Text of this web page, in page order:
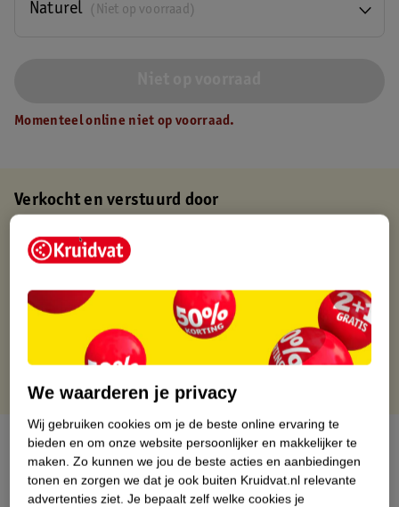
(Niet op voorraad)
Naturel
Momenteel online niet op voorraad.
Verkocht en verstuurd door
Binnen 1 werkdag verstuurd
Gratis retourneren via verkooppartner.
Gratis punten met je Kruidvat kaart
Over dit product
Productinformatie
We waarderen je privacy
Wij gebruiken cookies om je de beste online ervaring te
bieden en om onze website persoonlijker en makkelijker te
maken. Zo kunnen we jou de beste acties en aanbiedingen
tonen en zorgen we dat je ook buiten Kruidvat.nl relevante
advertenties ziet. Je bepaalt zelf welke cookies je